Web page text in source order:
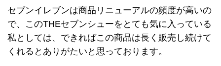
セブンイレブンは商品リニューアルの頻度が高いの
で、このTHEセブンシューをとても気に入っている
私としては、できればこの商品は長く販売し続けて
くれるとありがたいと思っております。